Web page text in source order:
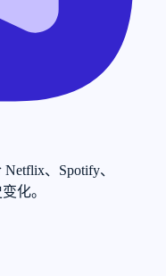
、Spotify、
化。